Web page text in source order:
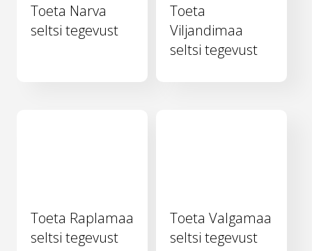
Toeta Narva
seltsi tegevust
Toeta
Viljandimaa
seltsi tegevust
Toeta Raplamaa
seltsi tegevust
Toeta Valgamaa
seltsi tegevust